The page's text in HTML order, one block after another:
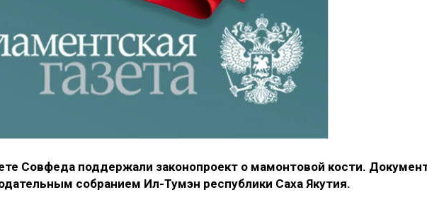
Совфеда поддержали законопроект о мамонтовой кости.
собранием Ил-Тумэн республики Саха Якутия.